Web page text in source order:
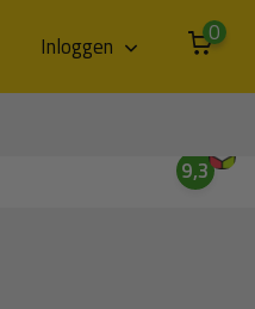
Inloggen 0
9,3